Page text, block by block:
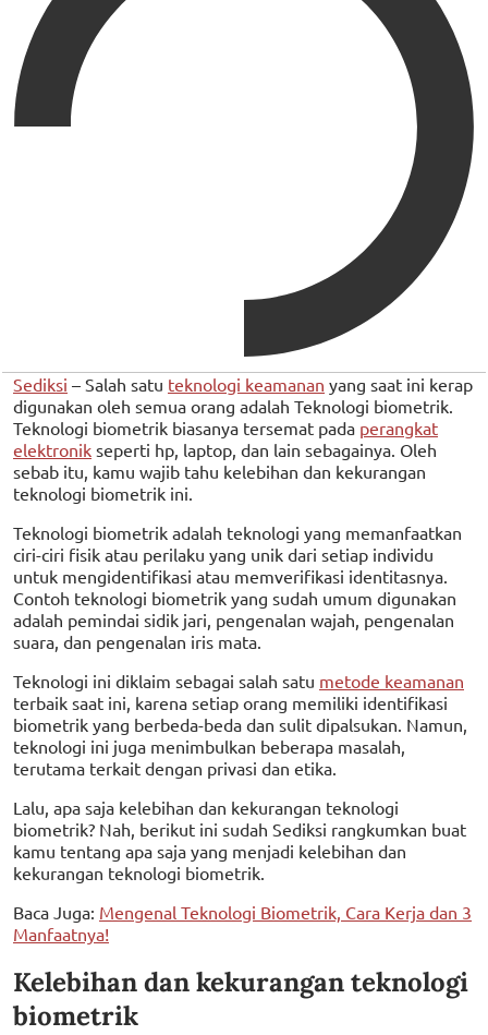
Sediksi – Salah satu teknologi keamanan yang saat ini kerap
digunakan oleh semua orang adalah Teknologi biometrik.
Teknologi biometrik biasanya tersemat pada perangkat
elektronik seperti hp, laptop, dan lain sebagainya. Oleh
sebab itu, kamu wajib tahu kelebihan dan kekurangan
teknologi biometrik ini.
Teknologi biometrik adalah teknologi yang memanfaatkan
ciri-ciri fisik atau perilaku yang unik dari setiap individu
untuk mengidentifikasi atau memverifikasi identitasnya.
Contoh teknologi biometrik yang sudah umum digunakan
adalah pemindai sidik jari, pengenalan wajah, pengenalan
suara, dan pengenalan iris mata.
Teknologi ini diklaim sebagai salah satu metode keamanan
terbaik saat ini, karena setiap orang memiliki identifikasi
biometrik yang berbeda-beda dan sulit dipalsukan. Namun,
teknologi ini juga menimbulkan beberapa masalah,
terutama terkait dengan privasi dan etika.
Lalu, apa saja kelebihan dan kekurangan teknologi
biometrik? Nah, berikut ini sudah Sediksi rangkumkan buat
kamu tentang apa saja yang menjadi kelebihan dan
kekurangan teknologi biometrik.
Baca Juga: Mengenal Teknologi Biometrik, Cara Kerja dan 3
Manfaatnya!
Kelebihan dan kekurangan teknologi
biometrik